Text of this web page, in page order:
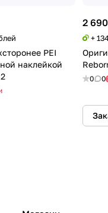
PEI
наклейкой
2
+
0 0